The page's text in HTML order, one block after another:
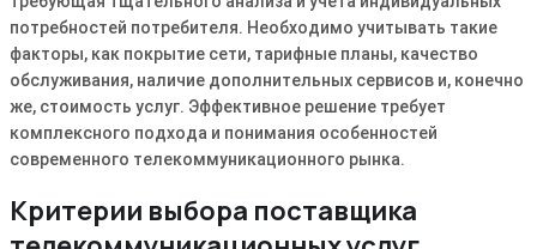
потребностей потребителя. Необходимо учитывать такие
факторы, как покрытие сети, тарифные планы, качество
обслуживания, наличие дополнительных сервисов и, конечно
же, стоимость услуг. Эффективное решение требует
комплексного подхода и понимания особенностей
современного телекоммуникационного рынка.
Критерии выбора поставщика